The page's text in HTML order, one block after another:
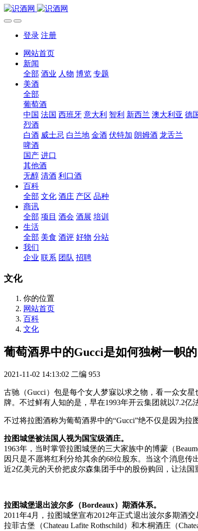
登录 注册
网站首页
新闻
全部 酒业 人物 博览 专题
美酒
全部
葡萄酒
中国 法国 西班牙 意大利 智利 新西兰 澳大利亚 德
烈酒
白酒 威士忌 白兰地 金酒 伏特加 朗姆酒 龙舌兰
啤酒
国产 进口
其他酒
无醇 清酒 利口酒
百科
全部 文化 酒庄 产区 品种
商讯
全部 项目 酒会 酒展 培训
生活
全部 美食 酒评 好物 分站
我们
企业 联系 团队 招聘
文化
你的位置
网站首页
百科
文化
葡萄酒界中的Gucci是如何独树一帜的
2021-11-02 14:13:02 二编 953
古驰（Gucci）包是每个女人梦寐以求之物，看一众女
牌。不过鲜有人知的是，早在1993年开云集团就以7.2亿
不过将拉图酒称为葡萄酒界中的“Gucci”绝不仅是因为
拉图城堡被法国人视为国宝级酒庄。
1963年，当时掌管拉图城堡的三大家族中的博蒙（
因只是不愿将红利分给其余的68位股东。当这个消息传
近2亿美元的天价把皮尔森集团手中的股份购回，让法国
拉图城堡退出波尔多（Bordeaux）期酒体系。
2011年4月，拉图城堡宣布2012年正式退出波尔多期酒
拉菲古堡（Chateau Lafite Rothschild）和木桐酒庄（